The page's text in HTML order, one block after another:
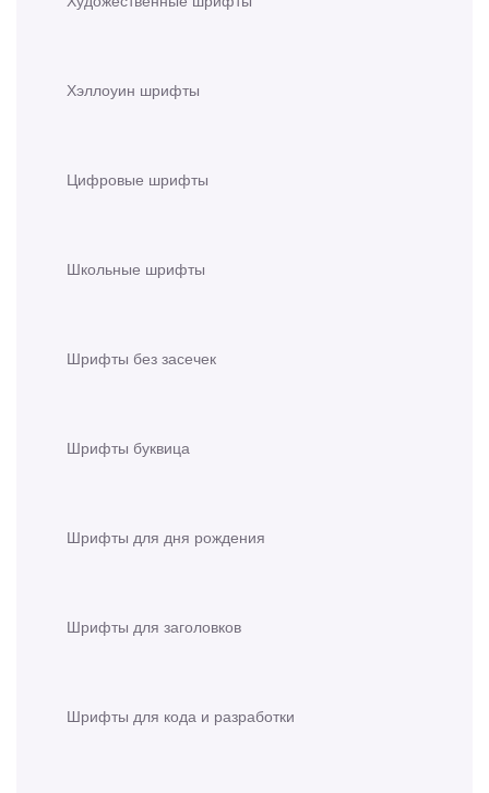
Хэллоуин шрифты
Цифровые шрифты
Школьные шрифты
Шрифты без засечек
Шрифты буквица
Шрифты для дня рождения
Шрифты для заголовков
Шрифты для кода и разработки